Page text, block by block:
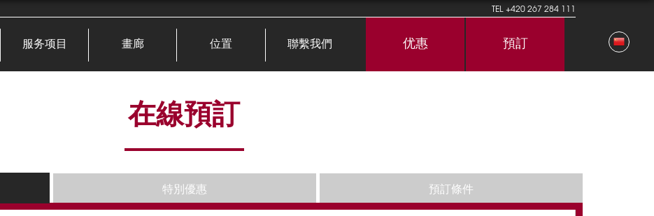
TEL+420 267 284 111
服务项目 畫廊 位置 聯繫我們 优惠 預訂
在線預訂
特別優惠 預訂條件